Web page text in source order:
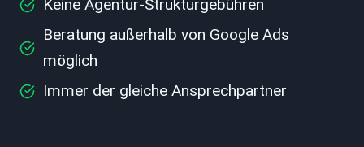
Keine Agentur-Strukturgebühren
Beratung außerhalb von Google Ads
möglich
Immer der gleiche Ansprechpartner